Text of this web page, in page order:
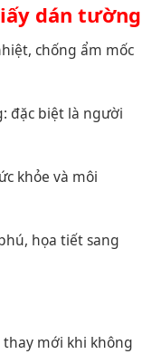
dán tường
chống ẩm mốc
đặc biệt là người
khỏe và môi
họa tiết sang
thay mới khi không